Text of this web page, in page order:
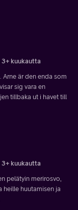
kuukautta
är den enda som
sig vara en
tillbaka ut i havet till
kuukautta
pelätyin merirosvo,
heille huutamisen ja